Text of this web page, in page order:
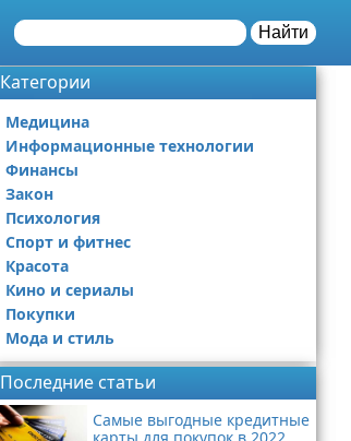
Найти
Категории
Медицина
Информационные технологии
Финансы
Закон
Психология
Спорт и фитнес
Красота
Кино и сериалы
Покупки
Мода и стиль
Последние статьи
Самые выгодные кредитные